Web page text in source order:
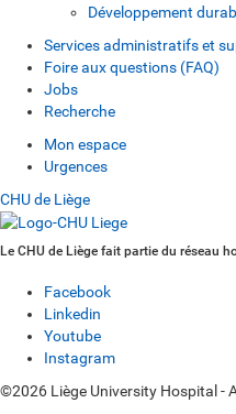
Développement
Services administratifs et
Foire aux questions (FAQ)
Jobs
Recherche
Mon espace
Urgences
CHU de Liège
Le CHU de Liège fait partie du réseau
Facebook
Linkedin
Youtube
Instagram
©2026 Liège University Hospital -